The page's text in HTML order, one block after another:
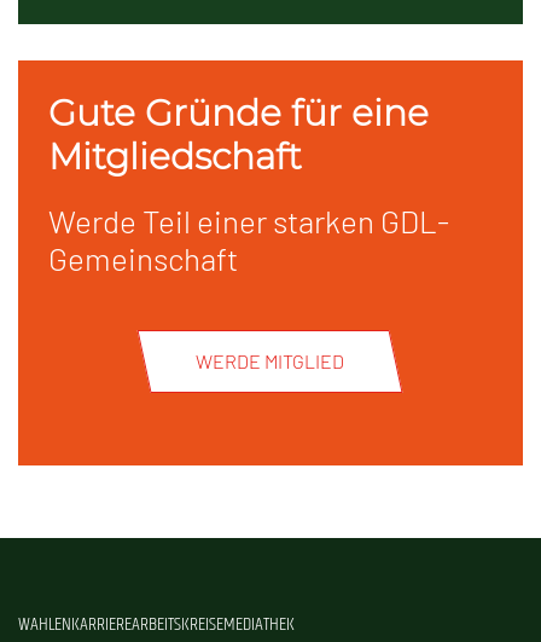
Gute Gründe für eine
Mitgliedschaft
Werde Teil einer starken GDL-
Gemeinschaft
WERDE MITGLIED
WAHLENKARRIEREARBEITSKREISEMEDIATHEK